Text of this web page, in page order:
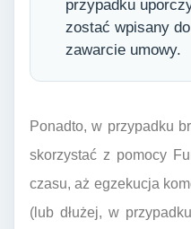
przypadku
zostać wpisany
zawarcie umowy.
Ponadto, w przypadku
skorzystać z pomocy
czasu, aż egzekucja
(lub dłużej, w